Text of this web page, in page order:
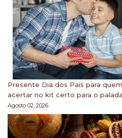
Presente Dia dos Pais para
acertar no kit certo para o
Agosto 02, 2026